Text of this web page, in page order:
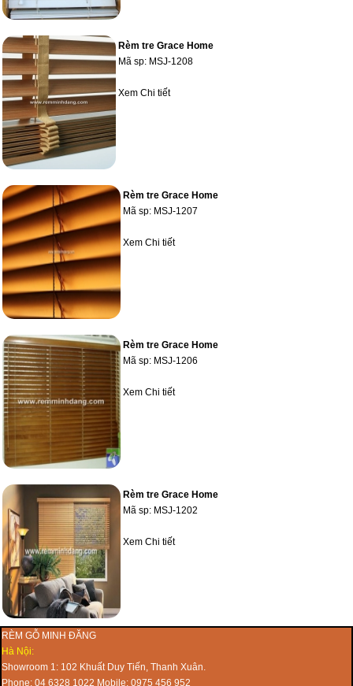
Rèm tre Grace Home
Mã sp: MSJ-1208
Xem Chi tiết
Rèm tre Grace Home
Mã sp: MSJ-1207
Xem Chi tiết
Rèm tre Grace Home
Mã sp: MSJ-1206
Xem Chi tiết
Rèm tre Grace Home
Mã sp: MSJ-1202
Xem Chi tiết
RÈM GỖ MINH ĐĂNG
Hà Nội:
Showroom 1: 102 Khuất Duy Tiến, Thanh Xuân.
Phone: 04 6328 1022 Mobile: 0975 456 952